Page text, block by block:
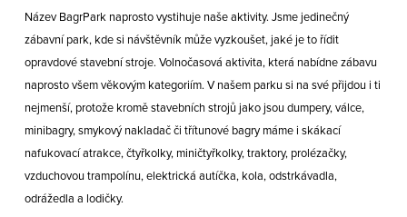
Název BagrPark naprosto vystihuje naše aktivity. Jsme jedinečný
zábavní park, kde si návštěvník může vyzkoušet, jaké je to řídit
opravdové stavební stroje. Volnočasová aktivita, která nabídne zábavu
naprosto všem věkovým kategoriím. V našem parku si na své přijdou i ti
nejmenší, protože kromě stavebních strojů jako jsou dumpery, válce,
minibagry, smykový nakladač či třítunové bagry máme i skákací
nafukovací atrakce, čtyřkolky, miničtyřkolky, traktory, prolézačky,
vzduchovou trampolínu, elektrická autíčka, kola, odstrkávadla,
odrážedla a lodičky.